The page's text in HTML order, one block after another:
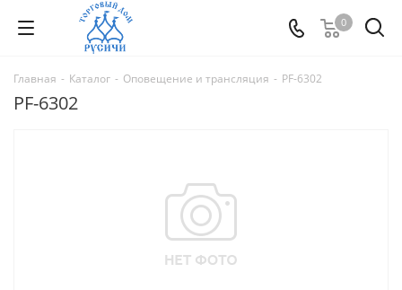
0
Главная - Каталог - Оповещение и трансляция - PF-6302
PF-6302